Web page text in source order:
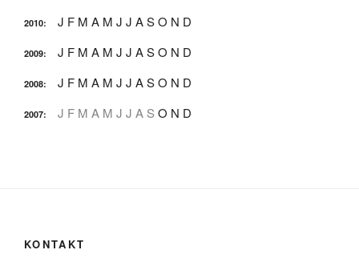
2010: J F M A M J J ASO N D
2009: J F M A M J J ASO N D
2008: J F M A M J J ASO N D
2007: J F M A M J J A S O N D
KONTAKT